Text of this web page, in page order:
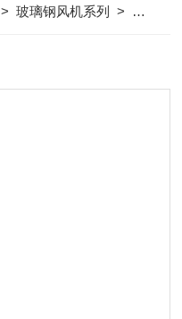
>玻璃钢风机系列 > T35-11